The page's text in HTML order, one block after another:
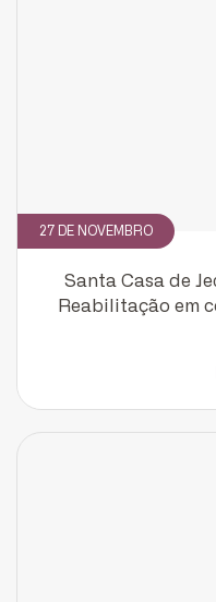
27 DE NOVEMBRO
Santa Casa de
Reabilitação em